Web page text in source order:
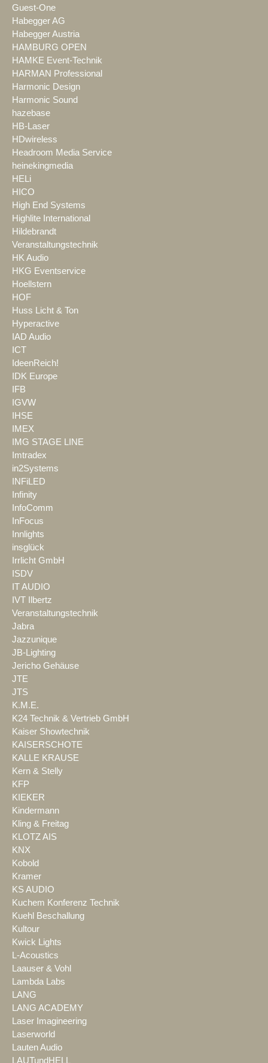
Guest-One
Habegger AG
Habegger Austria
HAMBURG OPEN
HAMKE Event-Technik
HARMAN Professional
Harmonic Design
Harmonic Sound
hazebase
HB-Laser
HDwireless
Headroom Media Service
heinekingmedia
HELi
HICO
High End Systems
Highlite International
Hildebrandt
Veranstaltungstechnik
HK Audio
HKG Eventservice
Hoellstern
HOF
Huss Licht & Ton
Hyperactive
IAD Audio
ICT
IdeenReich!
IDK Europe
IFB
IGVW
IHSE
IMEX
IMG STAGE LINE
Imtradex
in2Systems
INFiLED
Infinity
InfoComm
InFocus
Innlights
insglück
Irrlicht GmbH
ISDV
IT AUDIO
IVT Ilbertz
Veranstaltungstechnik
Jabra
Jazzunique
JB-Lighting
Jericho Gehäuse
JTE
JTS
K.M.E.
K24 Technik & Vertrieb GmbH
Kaiser Showtechnik
KAISERSCHOTE
KALLE KRAUSE
Kern & Stelly
KFP
KIEKER
Kindermann
Kling & Freitag
KLOTZ AIS
KNX
Kobold
Kramer
KS AUDIO
Kuchem Konferenz Technik
Kuehl Beschallung
Kultour
Kwick Lights
L-Acoustics
Laauser & Vohl
Lambda Labs
LANG
LANG ACADEMY
Laser Imagineering
Laserworld
Lauten Audio
LAUTundHELL